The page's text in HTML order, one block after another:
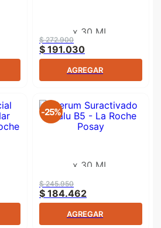
x 30 ML
$ 272.900
$ 191.030
AGREGAR
-25%
x 30 ML
$ 245.950
$ 184.462
AGREGAR